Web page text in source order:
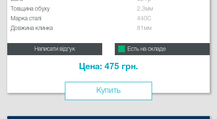
Товщина обуху
2.3мм
Марка сталі
440C
Довжина клинка
81мм
Написати відгук Есть на складе
Цена: 475 грн.
Купить